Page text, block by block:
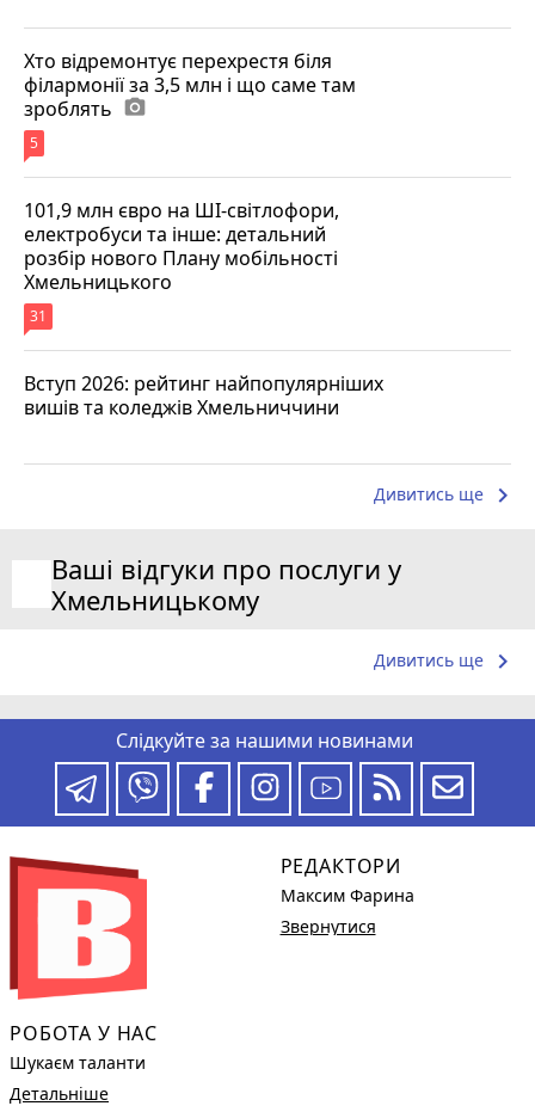
Хто відремонтує перехрестя біля
філармонії за 3,5 млн і що саме там
зроблять photo_camera
5
101,9 млн євро на ШІ-світлофори,
електробуси та інше: детальний
розбір нового Плану мобільності
Хмельницького
31
Вступ 2026: рейтинг найпопулярніших
вишів та коледжів Хмельниччини
Дивитись ще keyboard_arrow_right
Ваші відгуки про послуги у
Хмельницькому
Дивитись ще keyboard_arrow_right
Слідкуйте за нашими новинами
РОБОТА У НАС
Шукаєм таланти
Детальніше
РЕДАКТОРИ
Максим Фарина
Звернутися